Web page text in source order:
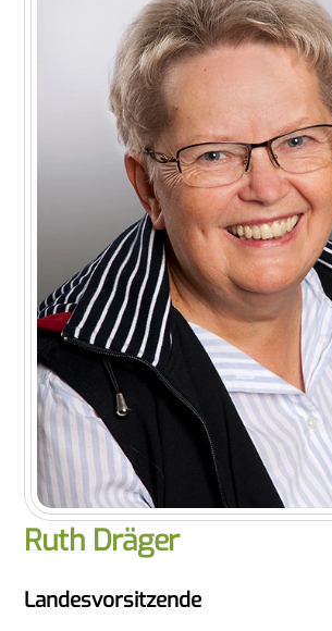
Ruth Dräger
Landesvorsitzende